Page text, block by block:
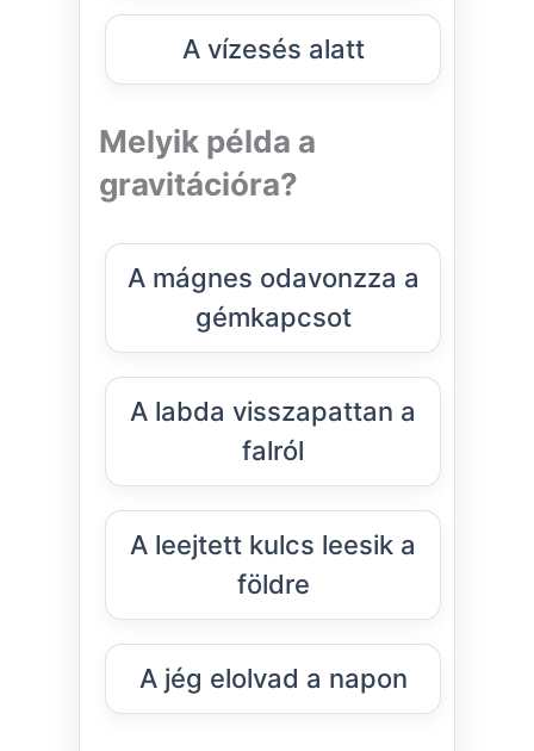
A vízesés alatt
Melyik példa a
gravitációra?
A mágnes odavonzza a
gémkapcsot
A labda visszapattan a
falról
A leejtett kulcs leesik a
földre
A jég elolvad a napon